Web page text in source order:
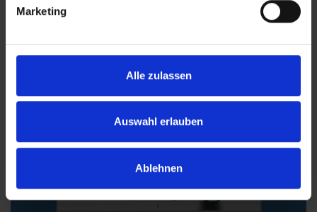
Marketing
Alle zulassen
Auswahl erlauben
Ablehnen